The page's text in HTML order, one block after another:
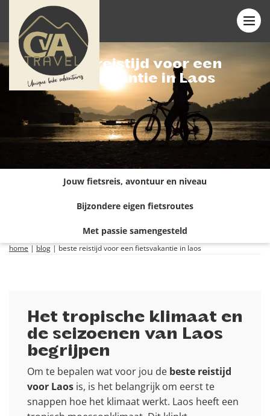
Beste reistijd voor een
fietsvakantie in Laos
Jouw fietsreis, avontuur en niveau
Bijzondere eigen fietsroutes
Met passie samengesteld
home | blog | beste reistijd voor een fietsvakantie in laos
Het tropische klimaat en
de seizoenen van Laos
begrijpen
Om te bepalen wat voor jou de beste reistijd
voor Laos is, is het belangrijk om eerst te
snappen hoe het klimaat werkt. Laos heeft een